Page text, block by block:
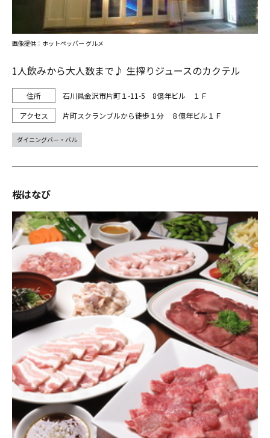
1人飲みから大人数まで♪ 生搾りジュースのカクテル
石川県金沢市片町１-11-5 8億年ビル １Ｆ
片町スクランブルから徒歩１分 ８億年ビル１Ｆ
画像提供：ホットペッパー グルメ
ダイニングバー・バル
桜はなび